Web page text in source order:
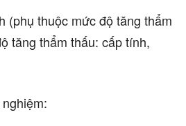
(phụ thuộc mức độ tăng thẩm
tăng thẩm thấu: cấp tính,